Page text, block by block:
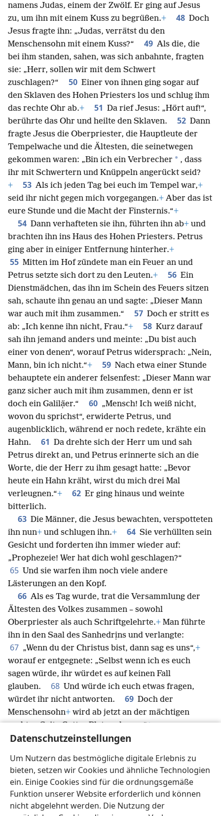
Datenschutzeinstellungen
Um Nutzern das bestmögliche digitale Erlebnis zu
bieten, setzen wir Cookies und ähnliche Technologien
ein. Einige Cookies sind für die ordnungsgemäße
Funktion unserer Website erforderlich und können
nicht abgelehnt werden. Die Nutzung der
namens Judas, einem der Zwölf. Er ging auf Jesus
zu, um ihn mit einem Kuss zu begrüßen.+ 48 Doch
Jesus fragte ihn: „Judas, verrätst du den
Menschensohn mit einem Kuss?“
49 Als die, die
bei ihm standen, sahen, was sich anbahnte, fragten
sie: „Herr, sollen wir mit dem Schwert
zuschlagen?“
50 Einer von ihnen ging sogar auf
den Sklaven des Hohen Priesters los und schlug ihm
das rechte Ohr ab.+ 51 Da rief Jesus: „Hört auf!“,
berührte das Ohr und heilte den Sklaven.
52 Dann
fragte Jesus die Oberpriester, die Hauptleute der
Tempelwache und die Ältesten, die seinetwegen
gekommen waren: „Bin ich ein Verbrecher * , dass
ihr mit Schwertern und Knüppeln angerückt seid?
+
53 Als ich jeden Tag bei euch im Tempel war,+
seid ihr nicht gegen mich vorgegangen.+ Aber das ist
eure Stunde und die Macht der Finsternis.“+
54 Dann verhafteten sie ihn, führten ihn ab+ und
brachten ihn ins Haus des Hohen Priesters. Petrus
ging aber in einiger Entfernung hinterher.+
55 Mitten im Hof zündete man ein Feuer an und
Petrus setzte sich dort zu den Leuten.+ 56 Ein
Dienstmädchen, das ihn im Schein des Feuers sitzen
sah, schaute ihn genau an und sagte: „Dieser Mann
war auch mit ihm zusammen.“
57 Doch er stritt es
ab: „Ich kenne ihn nicht, Frau.“+ 58 Kurz darauf
sah ihn jemand anders und meinte: „Du bist auch
einer von denen“, worauf Petrus widersprach: „Nein,
Mann, bin ich nicht.“+ 59 Nach etwa einer Stunde
behauptete ein anderer felsenfest: „Dieser Mann war
ganz sicher auch mit ihm zusammen, denn er ist
doch ein Galilạ̈er.“
60 „Mensch! Ich weiß nicht,
wovon du sprichst“, erwiderte Petrus, und
augenblicklich, während er noch redete, krähte ein
Hahn.
61 Da drehte sich der Herr um und sah
Petrus direkt an, und Petrus erinnerte sich an die
Worte, die der Herr zu ihm gesagt hatte: „Bevor
heute ein Hahn kräht, wirst du mich drei Mal
verleugnen.“+ 62 Er ging hinaus und weinte
bitterlich.
63 Die Männer, die Jesus bewachten, verspotteten
ihn nun+ und schlugen ihn.+ 64 Sie verhüllten sein
Gesicht und forderten ihn immer wieder auf:
„Prophezeie! Wer hat dich wohl geschlagen?“
65 Und sie warfen ihm noch viele andere
Lästerungen an den Kopf.
66 Als es Tag wurde, trat die Versammlung der
Ältesten des Volkes zusammen – sowohl
Oberpriester als auch Schriftgelehrte.+ Man führte
ihn in den Saal des Sanhedrịns und verlangte:
67 „Wenn du der Christus bist, dann sag es uns“,+
worauf er entgegnete: „Selbst wenn ich es euch
sagen würde, ihr würdet es auf keinen Fall
glauben.
68 Und würde ich euch etwas fragen,
würdet ihr nicht antworten.
69 Doch der
Menschensohn+ wird ab jetzt an der mächtigen
rechten Seite Gottes Platz nehmen.“+
70 Daraufhin fragten sie alle: „Bist du also der Sohn
bin.“ 71 Da erwiderten sie: „Wozu brauchen wir
weitere Zeugenaussagen? Wir haben es selbst aus
seinem Mund gehört.“